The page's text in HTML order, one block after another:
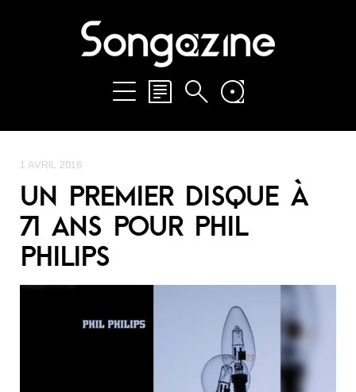
1 AVRIL 2016
UN PREMIER DISQUE À
71 ANS POUR PHIL
PHILIPS